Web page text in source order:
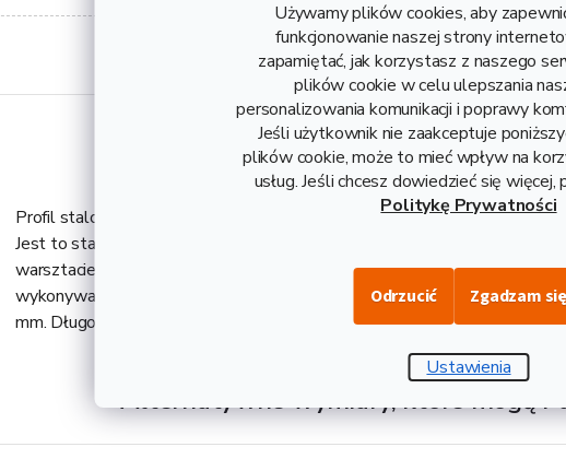
Używamy plików cookies, aby
funkcjonowanie naszej strony
zapamiętać, jak korzystasz z naszego
plików cookie w celu ulepszania
personalizowania komunikacji i poprawy
Jeśli użytkownik nie zaakceptuje
plików cookie, może to mieć wpływ na
usług. Jeśli chcesz dowiedzieć się więcej,
Politykę Prywatności
Ustawienia
Odrzucić Zgadzam się
Stal
Opis i danne
Profil stalowy 40x10x2 walcowany na gorąco bez obróbki
Jest to stalowy profil prostokątny zamknięty, który gwarantuje
warsztacie ślusarskim. Ze względu na swój kształt nadaje się do gięcia i
wykonywania konstrukcji pod kolektory słoneczne. Dostarczane w
mm. Długość 1 m odpowiada wadze 1,44 kg.
Alternatywne wymiary, które mogą